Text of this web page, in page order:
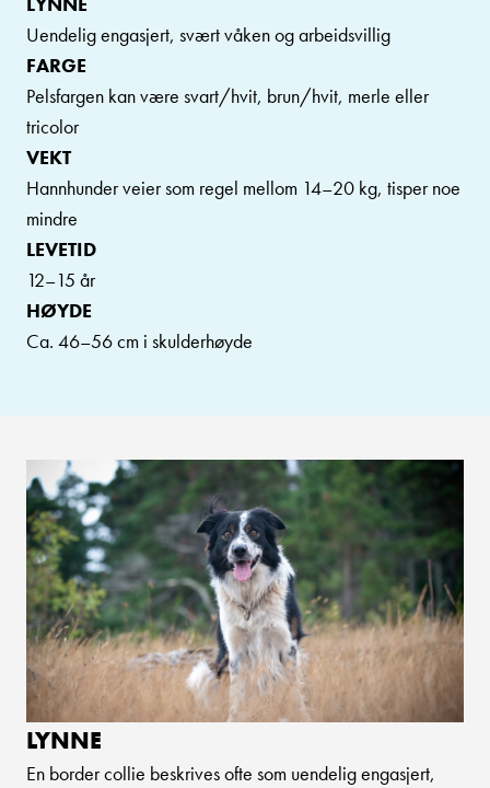
Uendelig engasjert, svært våken og arbeidsvillig
FARGE
Pelsfargen kan være svart/hvit, brun/hvit, merle eller
tricolor
VEKT
Hannhunder veier som regel mellom 14–20 kg, tisper noe
mindre
LEVETID
12–15 år
HØYDE
Ca. 46–56 cm i skulderhøyde
LYNNE
En border collie beskrives ofte som uendelig engasjert,